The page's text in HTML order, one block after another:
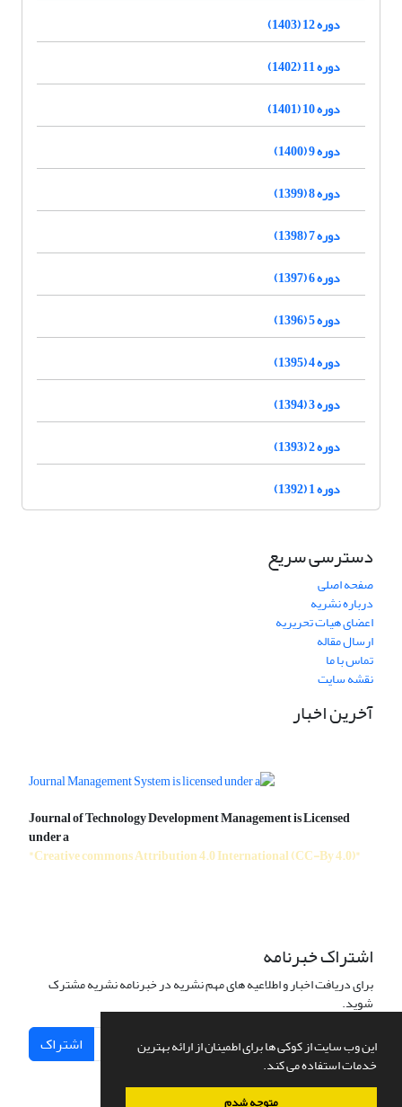
این وب سایت از کوکی ها برای اطمینان از ارائه بهترین
خدمات استفاده می کند.
متوجه شدم
دوره 12 (1403)
دوره 11 (1402)
دوره 10 (1401)
دوره 9 (1400)
دوره 8 (1399)
دوره 7 (1398)
دوره 6 (1397)
دوره 5 (1396)
دوره 4 (1395)
دوره 3 (1394)
دوره 2 (1393)
دوره 1 (1392)
دسترسی سریع
صفحه اصلی
درباره نشریه
اعضای هیات تحریریه
ارسال مقاله
تماس با ما
نقشه سایت
آخرین اخبار
Journal of Technology Development Management is Licensed
under a
"Creative commons Attribution 4.0 International (CC-By 4.0)"
اشتراک خبرنامه
برای دریافت اخبار و اطلاعیه های مهم نشریه در خبرنامه نشریه مشترک
شوید.
اشتراک